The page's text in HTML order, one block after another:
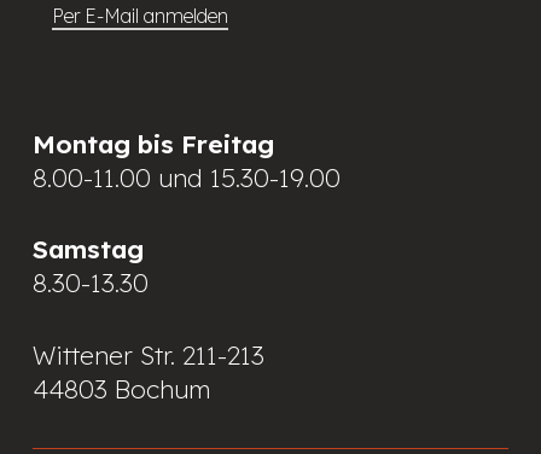
Per E-Mail anmelden
Montag bis Freitag
8.00-11.00 und 15.30-19.00
Samstag
8.30-13.30
Wittener Str. 211-213
44803 Bochum